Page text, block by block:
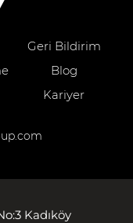
Geri Bildirim
Blog
Kariyer
Kadıköy